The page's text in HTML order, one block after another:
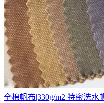
全棉帆布|330g/m2 特密洗